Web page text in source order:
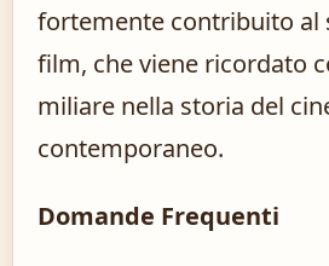
fortemente contribuito al
film, che viene ricordato
miliare nella storia del
contemporaneo.
Domande Frequenti